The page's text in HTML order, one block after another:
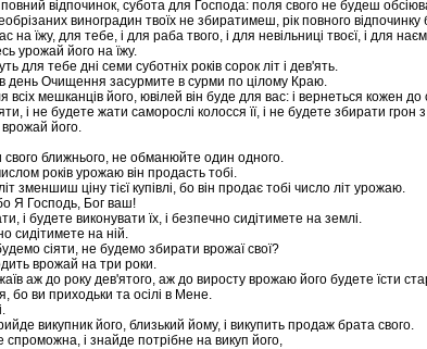
відпочинок, субота для Господа: поля свого не будеш
виноградин твоїх не збиратимеш, рік повного відпочинку
на їжу, для тебе, і для раба твого, і для невільниці твоєї, і для
урожай його на їжу.
для тебе дні семи суботніх років сорок літ і дев'ять.
в день Очищення засурмите в сурми по цілому Краю.
всіх мешканців його, ювілей він буде для вас: і вернеться кожен
і не будете жати саморослі колосся її, і не будете збирати грон
врожай його.
ближнього, не обманюйте один одного.
років урожаю він продасть тобі.
зменшиш ціну тієї купівлі, бо він продає тобі число літ урожаю.
Я Господь, Бог ваш!
і будете виконувати їх, і безпечно сидітимете на землі.
сидітимете на ній.
сіяти, не будемо збирати врожаї свої?
врожай на три роки.
аж до року дев'ятого, аж до виросту врожаю його будете їсти
ви приходьки та осілі в Мене.
викупник його, близький йому, і викупить продаж брата свого.
спроможна, і знайде потрібне на викуп його,